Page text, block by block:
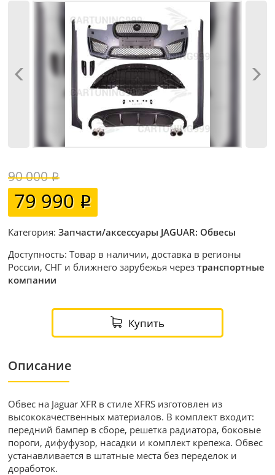
90 000
79 990
Категория:Запчасти/аксессуары JAGUAR: Обвесы
Доступность: Товар в наличии, доставка в регионы
России, СНГ и ближнего зарубежья черезтранспортные
компании
Купить
Описание
Обвес на Jaguar XFR в стиле XFRS изготовлен из
высококачественных материалов. В комплект входит:
передний бампер в сборе, решетка радиатора, боковые
пороги, дифуфузор, насадки и комплект крепежа. Обвес
устанавливается в штатные места без переделок и
доработок.